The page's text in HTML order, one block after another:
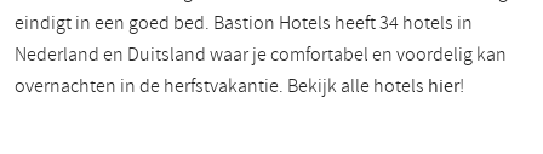
eindigt in een goed bed. Bastion Hotels heeft 34 hotels in
Nederland en Duitsland waar je comfortabel en voordelig kan
overnachten in de herfstvakantie. Bekijk alle hotels hier!